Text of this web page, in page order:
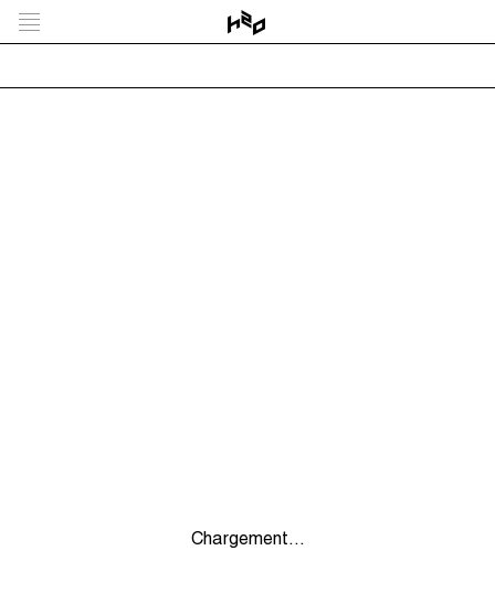
Chargement...